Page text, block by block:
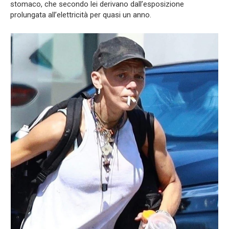
stomaco, che secondo lei derivano dall’esposizione
prolungata all’elettricità per quasi un anno.